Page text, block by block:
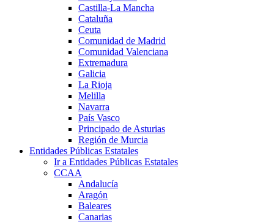
Castilla-La Mancha
Cataluña
Ceuta
Comunidad de Madrid
Comunidad Valenciana
Extremadura
Galicia
La Rioja
Melilla
Navarra
País Vasco
Principado de Asturias
Región de Murcia
Entidades Públicas Estatales
Ir a Entidades Públicas Estatales
CCAA
Andalucía
Aragón
Baleares
Canarias